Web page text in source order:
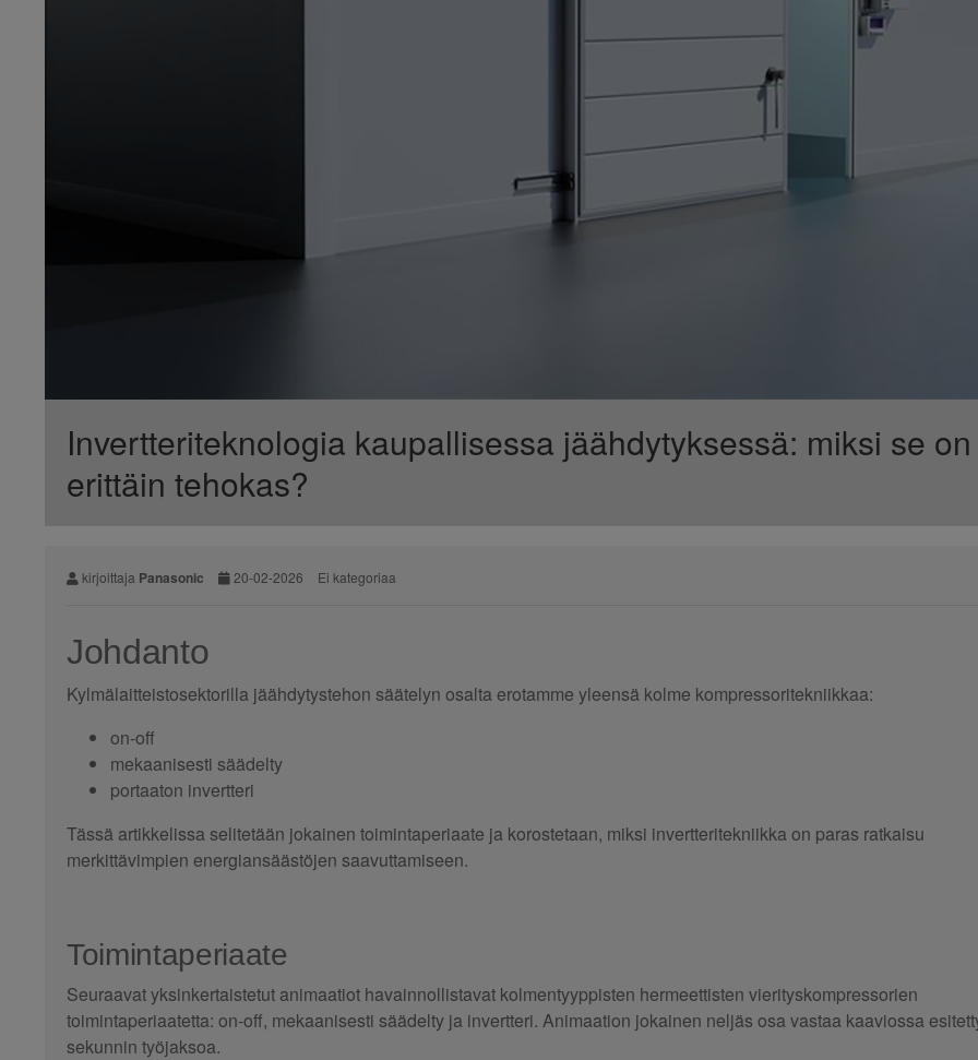
Invertteriteknologia kaupallisessa jäähdytyksessä: miksi se on
erittäin tehokas?
kirjoittaja Panasonic 20-02-2026 Ei kategoriaa
Johdanto
Kylmälaitteistosektorilla jäähdytystehon säätelyn osalta erotamme yleensä kolme kompressoritekniikkaa:
on-off
mekaanisesti säädelty
portaaton invertteri
Tässä artikkelissa selitetään jokainen toimintaperiaate ja korostetaan, miksi invertteritekniikka on paras ratkaisu
merkittävimpien energiansäästöjen saavuttamiseen.
Toimintaperiaate
Seuraavat yksinkertaistetut animaatiot havainnollistavat kolmentyyppisten hermeettisten vierityskompressorien
toimintaperiaatetta: on-off, mekaanisesti säädelty ja invertteri. Animaation jokainen neljäs osa vastaa kaaviossa
sekunnin työjaksoa.